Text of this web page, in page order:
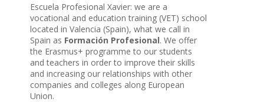
Escuela Profesional Xavier: we are a
vocational and education training (VET) school
located in Valencia (Spain), what we call in
Spain as Formación Profesional. We offer
the Erasmus+ programme to our students
and teachers in order to improve their skills
and increasing our relationships with other
companies and colleges along European
Union.